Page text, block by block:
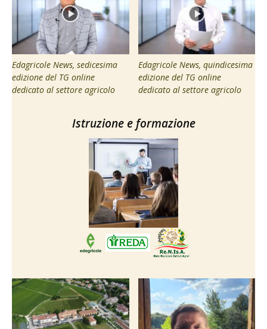
Edagricole News, sedicesima
edizione del TG online
dedicato al settore agricolo
Edagricole News, quindicesima
edizione del TG online
dedicato al settore agricolo
Istruzione e formazione